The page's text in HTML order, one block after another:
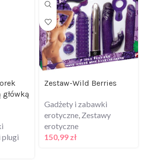
główką
plugi
Zestaw-Wild Berries
Gadżety i zabawki
erotyczne
Zestawy
erotyczne
150,99
zł